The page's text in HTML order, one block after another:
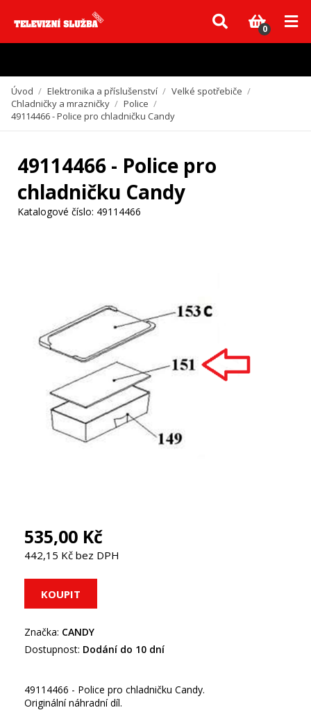
Vzhledem k aktuální situaci se může dodání dílů, které nejsou skladem,
zpozdit. Děkujeme za pochopení.
0
Úvod / Elektronika a příslušenství / Velké spotřebiče /
Chladničky a mrazničky / Police /
49114466 - Police pro chladničku Candy
49114466 - Police pro
chladničku Candy
Katalogové číslo: 49114466
535,00 Kč
442,15 Kč bez DPH
Značka: CANDY
Dostupnost: Dodání do 10 dní
49114466 - Police pro chladničku Candy.
Originální náhradní díl.